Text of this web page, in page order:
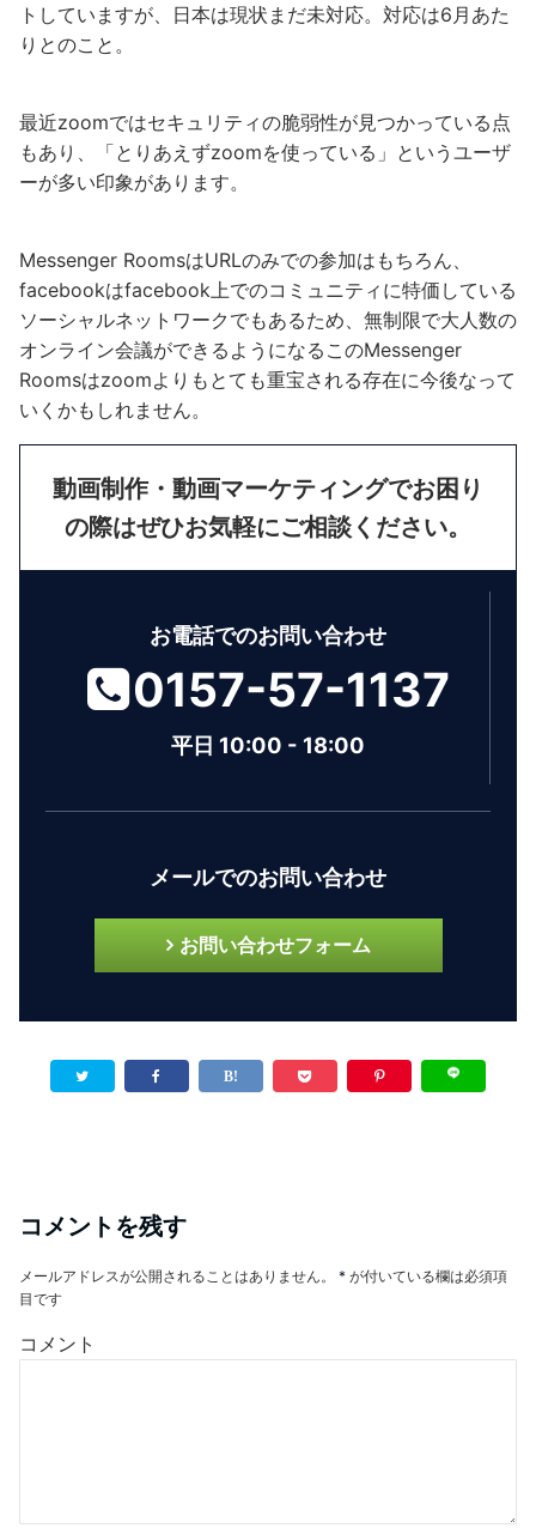
トしていますが、日本は現状まだ未対応。対応は6月あた
りとのこと。
最近zoomではセキュリティの脆弱性が見つかっている点
もあり、「とりあえずzoomを使っている」というユーザ
ーが多い印象があります。
Messenger RoomsはURLのみでの参加はもちろん、
facebookはfacebook上でのコミュニティに特価している
ソーシャルネットワークでもあるため、無制限で大人数の
オンライン会議ができるようになるこのMessenger
Roomsはzoomよりもとても重宝される存在に今後なって
いくかもしれません。
動画制作・動画マーケティングでお困り
の際はぜひお気軽にご相談ください。
お電話でのお問い合わせ
0157-57-1137
平日 10:00 - 18:00
メールでのお問い合わせ
お問い合わせフォーム
コメントを残す
メールアドレスが公開されることはありません。 * が付いている欄は必須項
目です
コメント